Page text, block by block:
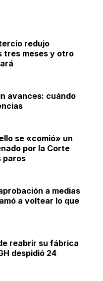
redujo
tres meses y otro
avances: cuándo
se «comió» un
por la Corte
paros
a medias
a voltear lo que
reabrir su fábrica
despidió 24